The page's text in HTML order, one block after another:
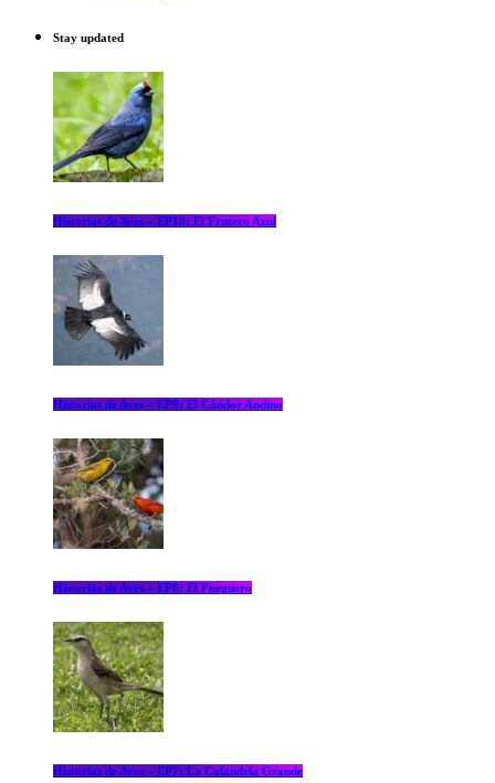
Stay updated
Historias de Aves – EP10: El Frutero Azul
Historias de Aves – EP9: El Cóndor Andino
Historias de Aves – EP8: El Fueguero
Historias de Aves – EP7: La Calandria Grande